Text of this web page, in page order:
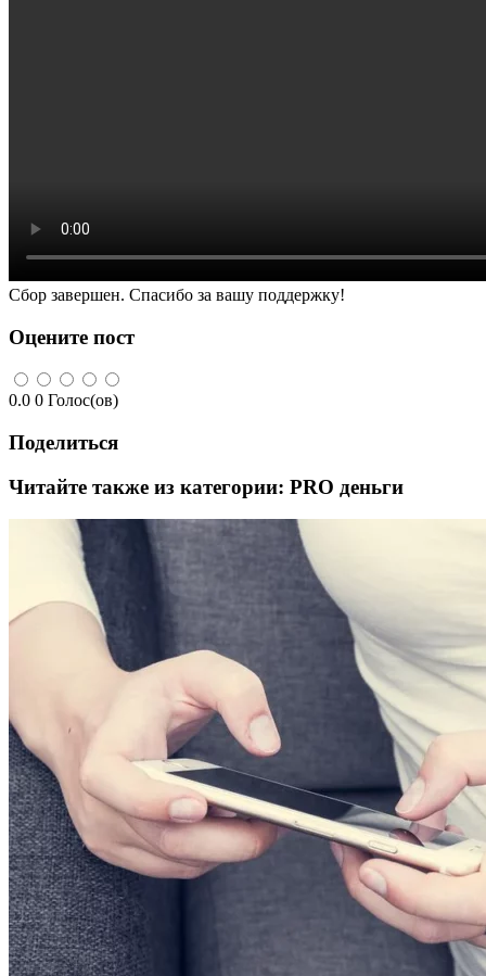
Сбор завершен. Спасибо за вашу поддержку!
Оцените пост
0.0 0 Голос(ов)
Поделиться
Читайте также из категории: PRO деньги